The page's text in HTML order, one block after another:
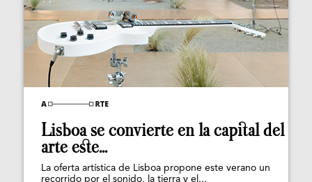
Lisboa se convierte en la capital del
arte este...
La oferta artística de Lisboa propone este verano un
recorrido por el sonido, la tierra y el...